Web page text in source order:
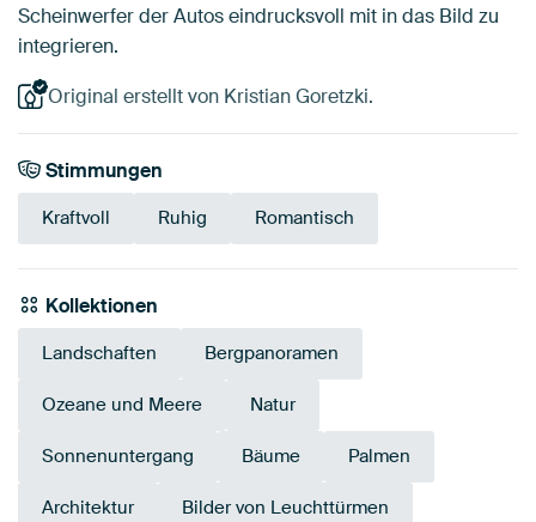
Scheinwerfer der Autos eindrucksvoll mit in das Bild zu
integrieren.
Original erstellt von Kristian Goretzki.
Stimmungen
Kraftvoll Ruhig Romantisch
Kollektionen
Landschaften Bergpanoramen
Ozeane und Meere Natur
Sonnenuntergang Bäume Palmen
Architektur Bilder von Leuchttürmen